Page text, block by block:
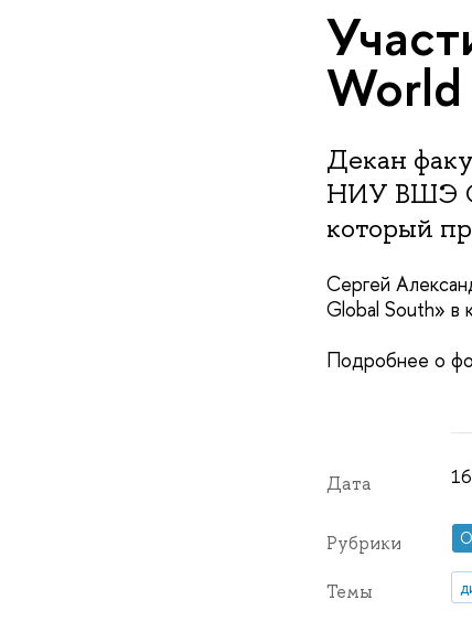
World
Декан
НИУ ВШЭ
который
Сергей
Global South» в
Подробнее о
Дата
Рубрики
Темы